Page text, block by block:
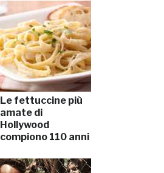
Le fettuccine più
amate di
Hollywood
compiono 110 anni